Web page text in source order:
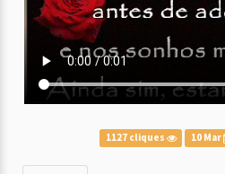
1127 cliques 10 Mar